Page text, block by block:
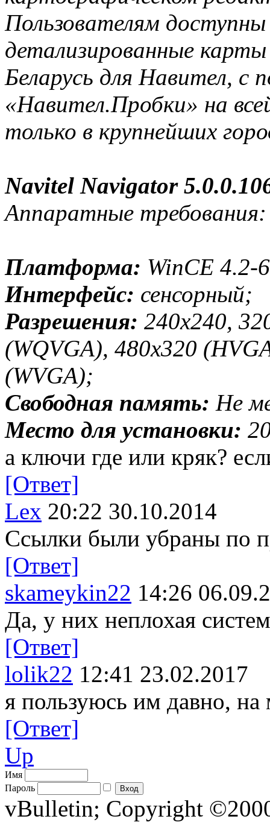
Пользователям
детализированные
Беларусь для Навител, с
«Навител.Пробки» на
только в крупнейших
Navitel Navigator
Аппаратные требования:
Платформа: WinCE 4.2-
Интерфейс: сенсорный;
Разрешения: 240x240,
(WQVGA), 480x320
(WVGA);
Свободная память: Не
Место для установки:
а ключи где или кряк?
[Ответ]
Lex 20:22 30.10.2014
Ссылки были убраны по
[Ответ]
skameykin22 14:26
Да, у них неплохая
[Ответ]
lolik22 12:41 23.02.2017
я пользуюсь им давно,
[Ответ]
Up
Имя
Пароль
vBulletin; Copyright